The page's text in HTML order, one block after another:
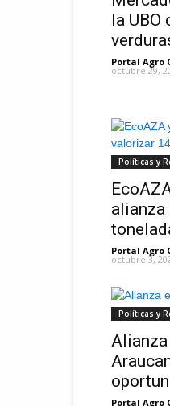
la
Portal Agro
octubre 29,
Políticas y
alianza
Portal Agro
octubre 3,
Políticas y
Alianza
Portal Agro